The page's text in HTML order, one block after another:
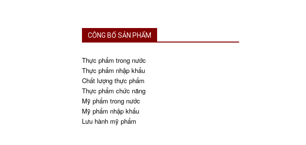
CÔNG BỐ SẢN PHẨM
Thực phẩm trong nước
Thực phẩm nhập khẩu
Chất lượng thực phẩm
Thực phẩm chức năng
Mỹ phẩm trong nước
Mỹ phẩm nhập khẩu
Lưu hành mỹ phẩm